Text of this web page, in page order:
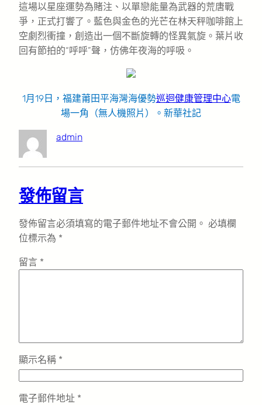
這場以星座運勢為賭注、以單戀能量為武器的荒唐戰
爭，正式打響了。藍色與金色的光芒在林天秤咖啡館上
空劇烈衝撞，創造出一個不斷旋轉的怪異氣旋。葉片收
回有節拍的“呼呼”聲，仿佛年夜海的呼吸。
1月19日，福建莆田平海灣海優勢巡迴健康管理中心電
場一角（無人機照片）。新華社記
admin
發佈留言
發佈留言必須填寫的電子郵件地址不會公開。 必填欄
位標示為 *
留言 *
顯示名稱 *
電子郵件地址 *